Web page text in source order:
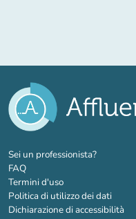
Sei un professionista?(nuova
FAQ
Termini d'uso
Politica di utilizzo dei dati
Dichiarazione di accessibilità